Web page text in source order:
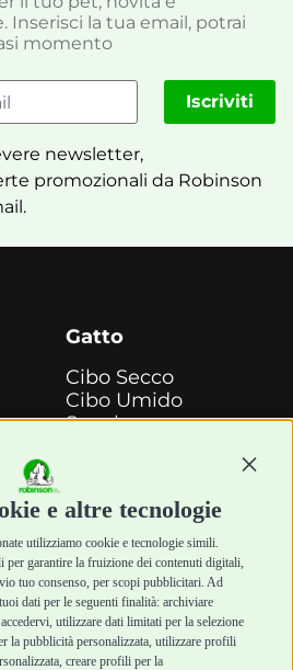
e altre tecnologie
utilizziamo cookie e tecnologie simili.
per garantire la fruizione dei contenuti digitali,
tuo consenso, per scopi pubblicitari. Ad
dati per le seguenti finalità: archiviare
utilizzare dati limitati per la selezione
la pubblicità personalizzata, utilizzare profili
creare profili per la
Inserisci la tua email, potrai
momento
newsletter,
promozionali da Robinson
Iscriviti
Gatto
Cibo Secco
Cibo Umido
Snack e
Igiene e Pulizia
Accessori
Top Quality
Acquisti sicuri